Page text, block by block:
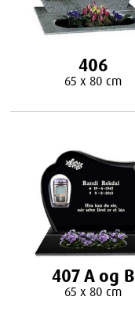
406
65 x 80 cm
407 A og B
65 x 80 cm